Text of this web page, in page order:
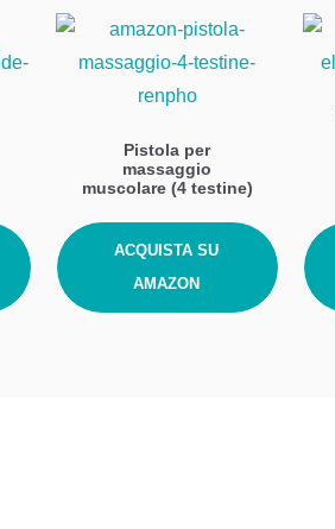
Pistola per
massaggio
muscolare (4 testine)
ACQUISTA SU
AMAZON